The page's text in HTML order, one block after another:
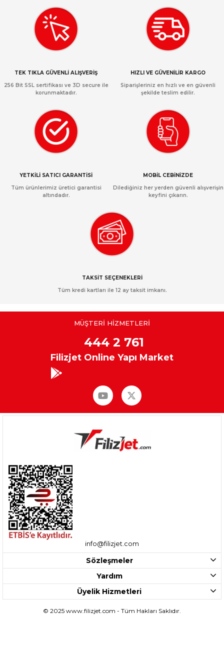
TEK TIKLA GÜVENLİ ALIŞVERİŞ
256 Bit SSL sertifikası ve 3D secure ile
korunmaktadır.
HIZLI VE GÜVENİLİR KARGO
Siparişleriniz en hızlı ve en güvenli
şekilde teslim edilir.
YETKİLİ SATICI GARANTİSİ
Tüm ürünlerimiz üretici garantisi
altındadır.
MOBİL CEBİNİZDE
Dilediğiniz her yerden güvenli alışverişin
keyfini çıkarın.
TAKSİT SEÇENEKLERİ
Tüm kredi kartları ile 12 ay taksit imkanı.
MÜŞTERİ HİZMETLERİ
444 2 761
Filizjet Online Yapı Market
info@filizjet.com
Sözleşmeler
Yardım
Üyelik Hizmetleri
© 2025 www.filizjet.com - Tüm Hakları Saklıdır.